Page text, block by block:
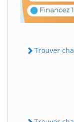
Trouver